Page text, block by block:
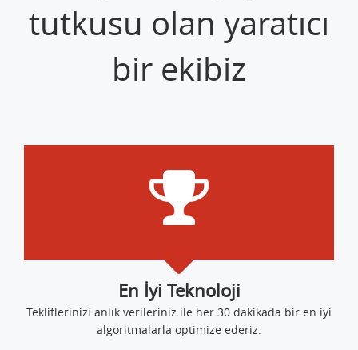
tutkusu olan yaratıcı
bir ekibiz
En İyi Teknoloji
Tekliflerinizi anlık verileriniz ile her 30 dakikada bir en iyi
algoritmalarla optimize ederiz.